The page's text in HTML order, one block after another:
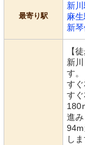
最寄り駅
新
麻
新
【
新
す。
す
す
進み
しま